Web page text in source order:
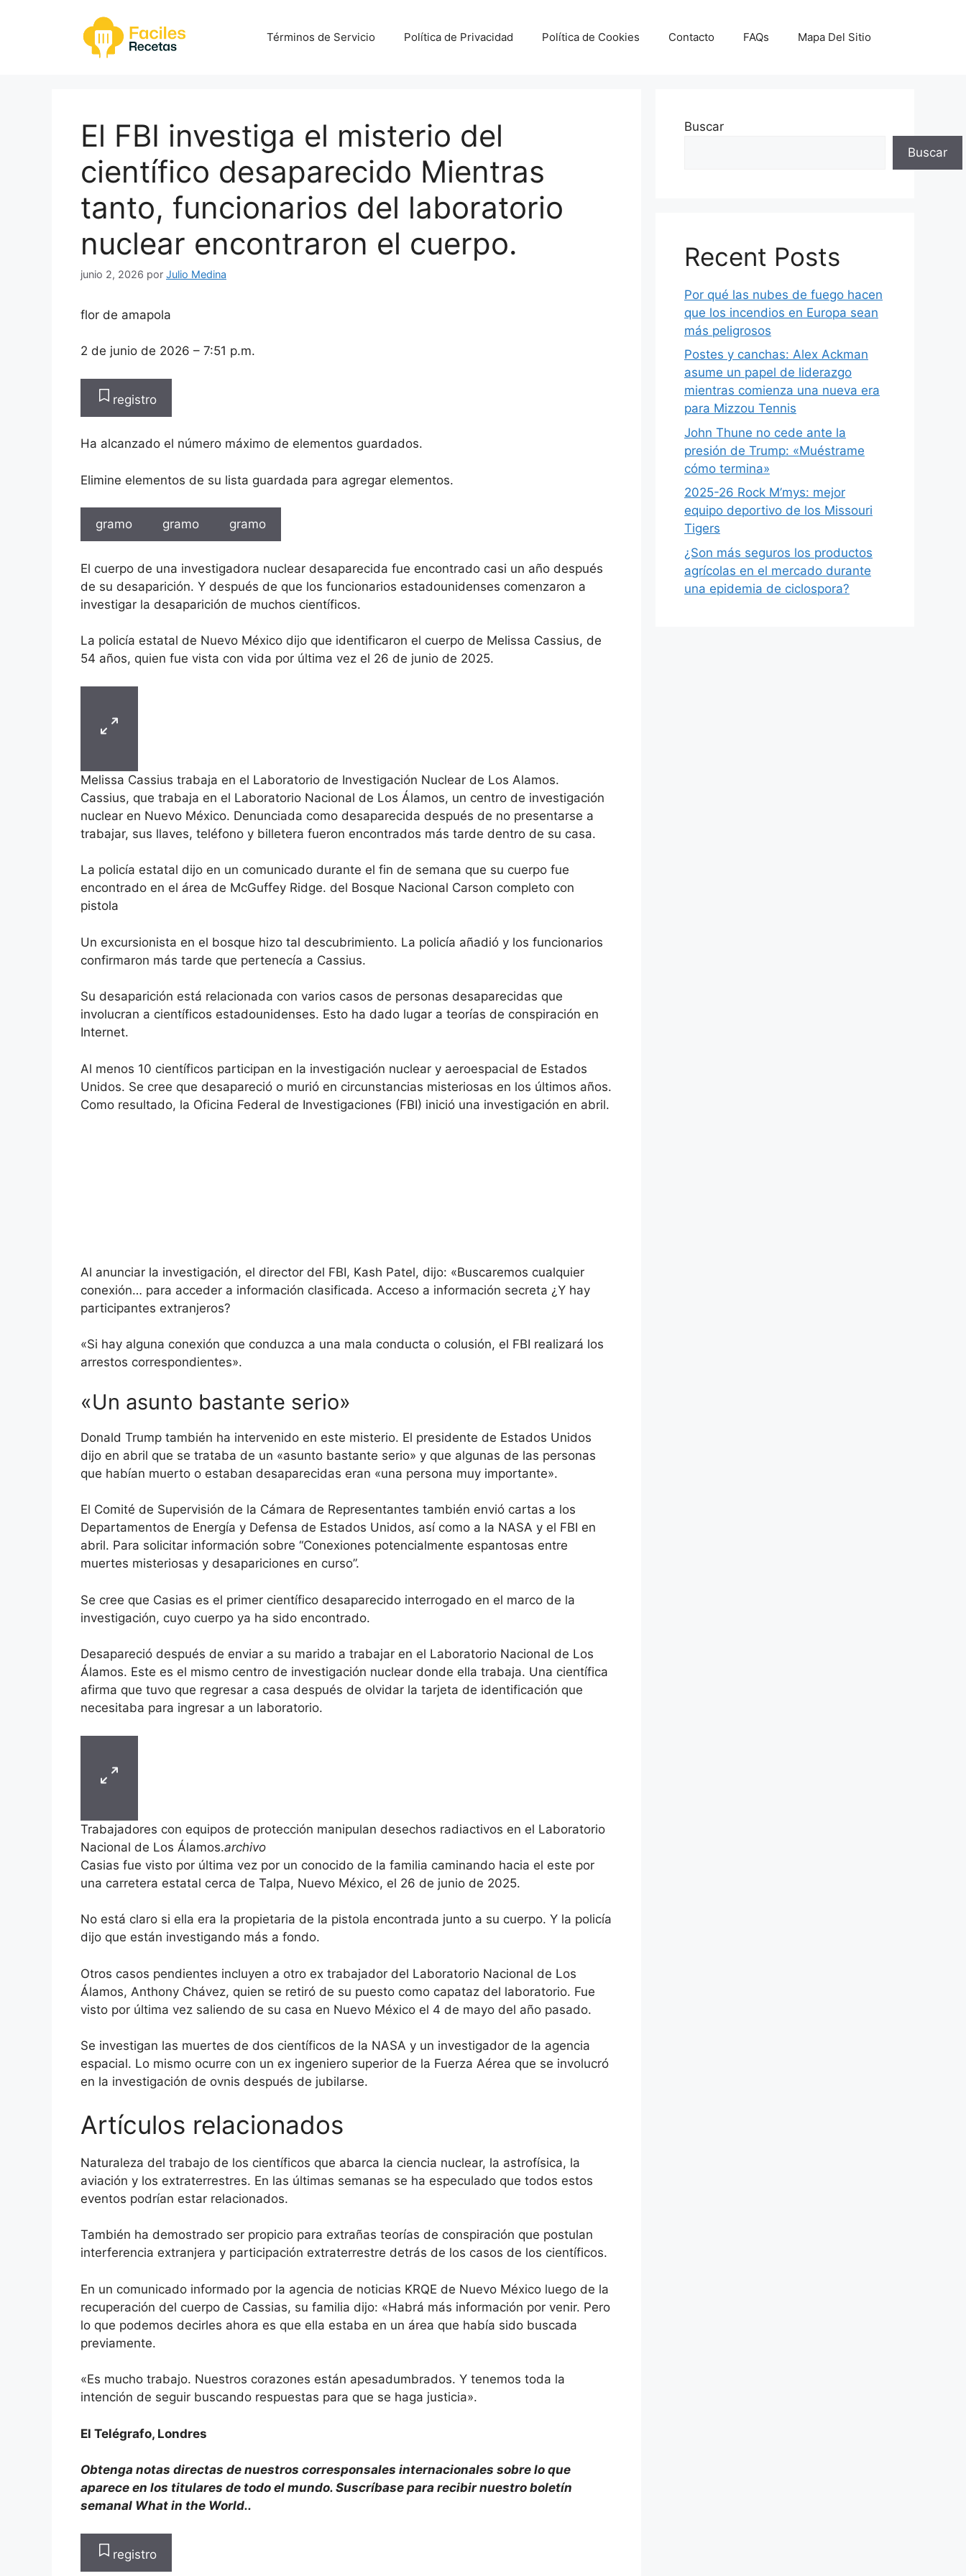
Términos de Servicio Política de Privacidad Política de Cookies Contacto FAQs Mapa Del Sitio
El FBI investiga el misterio del
científico desaparecido Mientras
tanto, funcionarios del laboratorio
nuclear encontraron el cuerpo.
junio 2, 2026 por Julio Medina
flor de amapola
2 de junio de 2026 – 7:51 p.m.
registro
Ha alcanzado el número máximo de elementos guardados.
Elimine elementos de su lista guardada para agregar elementos.
gramo gramo gramo
El cuerpo de una investigadora nuclear desaparecida fue encontrado casi un año después
de su desaparición. Y después de que los funcionarios estadounidenses comenzaron a
investigar la desaparición de muchos científicos.
La policía estatal de Nuevo México dijo que identificaron el cuerpo de Melissa Cassius, de
54 años, quien fue vista con vida por última vez el 26 de junio de 2025.
Melissa Cassius trabaja en el Laboratorio de Investigación Nuclear de Los Alamos.
Cassius, que trabaja en el Laboratorio Nacional de Los Álamos, un centro de investigación
nuclear en Nuevo México. Denunciada como desaparecida después de no presentarse a
trabajar, sus llaves, teléfono y billetera fueron encontrados más tarde dentro de su casa.
La policía estatal dijo en un comunicado durante el fin de semana que su cuerpo fue
encontrado en el área de McGuffey Ridge. del Bosque Nacional Carson completo con
pistola
Un excursionista en el bosque hizo tal descubrimiento. La policía añadió y los funcionarios
confirmaron más tarde que pertenecía a Cassius.
Su desaparición está relacionada con varios casos de personas desaparecidas que
involucran a científicos estadounidenses. Esto ha dado lugar a teorías de conspiración en
Internet.
Al menos 10 científicos participan en la investigación nuclear y aeroespacial de Estados
Unidos. Se cree que desapareció o murió en circunstancias misteriosas en los últimos años.
Como resultado, la Oficina Federal de Investigaciones (FBI) inició una investigación en abril.
Al anunciar la investigación, el director del FBI, Kash Patel, dijo: «Buscaremos cualquier
conexión… para acceder a información clasificada. Acceso a información secreta ¿Y hay
participantes extranjeros?
«Si hay alguna conexión que conduzca a una mala conducta o colusión, el FBI realizará los
arrestos correspondientes».
«Un asunto bastante serio»
Donald Trump también ha intervenido en este misterio. El presidente de Estados Unidos
dijo en abril que se trataba de un «asunto bastante serio» y que algunas de las personas
que habían muerto o estaban desaparecidas eran «una persona muy importante».
El Comité de Supervisión de la Cámara de Representantes también envió cartas a los
Departamentos de Energía y Defensa de Estados Unidos, así como a la NASA y el FBI en
abril. Para solicitar información sobre “Conexiones potencialmente espantosas entre
muertes misteriosas y desapariciones en curso”.
Se cree que Casias es el primer científico desaparecido interrogado en el marco de la
investigación, cuyo cuerpo ya ha sido encontrado.
Desapareció después de enviar a su marido a trabajar en el Laboratorio Nacional de Los
Álamos. Este es el mismo centro de investigación nuclear donde ella trabaja. Una científica
afirma que tuvo que regresar a casa después de olvidar la tarjeta de identificación que
necesitaba para ingresar a un laboratorio.
Trabajadores con equipos de protección manipulan desechos radiactivos en el Laboratorio
Nacional de Los Álamos.archivo
Casias fue visto por última vez por un conocido de la familia caminando hacia el este por
una carretera estatal cerca de Talpa, Nuevo México, el 26 de junio de 2025.
No está claro si ella era la propietaria de la pistola encontrada junto a su cuerpo. Y la policía
dijo que están investigando más a fondo.
Otros casos pendientes incluyen a otro ex trabajador del Laboratorio Nacional de Los
Álamos, Anthony Chávez, quien se retiró de su puesto como capataz del laboratorio. Fue
visto por última vez saliendo de su casa en Nuevo México el 4 de mayo del año pasado.
Se investigan las muertes de dos científicos de la NASA y un investigador de la agencia
espacial. Lo mismo ocurre con un ex ingeniero superior de la Fuerza Aérea que se involucró
en la investigación de ovnis después de jubilarse.
Artículos relacionados
Naturaleza del trabajo de los científicos que abarca la ciencia nuclear, la astrofísica, la
aviación y los extraterrestres. En las últimas semanas se ha especulado que todos estos
eventos podrían estar relacionados.
También ha demostrado ser propicio para extrañas teorías de conspiración que postulan
interferencia extranjera y participación extraterrestre detrás de los casos de los científicos.
En un comunicado informado por la agencia de noticias KRQE de Nuevo México luego de la
recuperación del cuerpo de Cassias, su familia dijo: «Habrá más información por venir. Pero
lo que podemos decirles ahora es que ella estaba en un área que había sido buscada
previamente.
«Es mucho trabajo. Nuestros corazones están apesadumbrados. Y tenemos toda la
intención de seguir buscando respuestas para que se haga justicia».
El Telégrafo, Londres
Obtenga notas directas de nuestros corresponsales internacionales sobre lo que
aparece en los titulares de todo el mundo. Suscríbase para recibir nuestro boletín
semanal What in the World..
registro
Buscar
Buscar
Recent Posts
Por qué las nubes de fuego hacen
que los incendios en Europa sean
más peligrosos
Postes y canchas: Alex Ackman
asume un papel de liderazgo
mientras comienza una nueva era
para Mizzou Tennis
John Thune no cede ante la
presión de Trump: «Muéstrame
cómo termina»
2025-26 Rock M’mys: mejor
equipo deportivo de los Missouri
Tigers
¿Son más seguros los productos
agrícolas en el mercado durante
una epidemia de ciclospora?